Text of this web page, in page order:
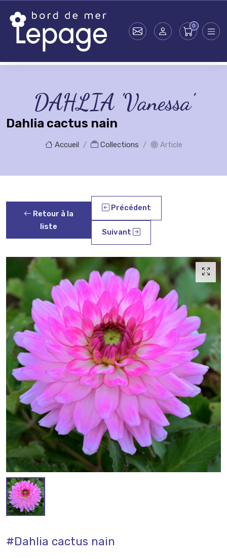
DAHLIA 'Vanessa'
Dahlia cactus nain
Accueil Collections Article
Retour à la
liste
Précédent
Suivant
#Dahlia cactus nain